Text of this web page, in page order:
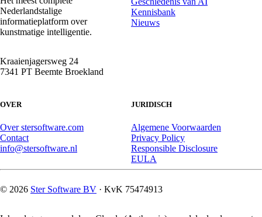
Nederlandstalige
informatieplatform over
kunstmatige intelligentie.
Kraaienjagersweg 24
7341 PT Beemte Broekland
Kennisbank
Nieuws
OVER
Over stersoftware.com
Contact
info@stersoftware.nl
JURIDISCH
Algemene Voorwaarden
Privacy Policy
Responsible Disclosure
EULA
© 2026 Ster Software BV · KvK 75474913